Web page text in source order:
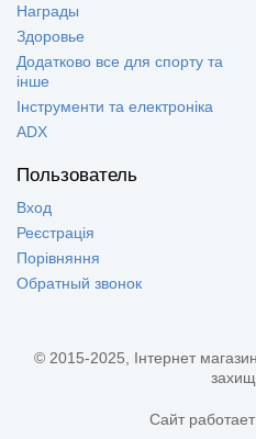
Награды
Здоровье
Додатково все для спорту та
інше
Інструменти та електроніка
ADX
Пользователь
Вход
Реєстрація
Порівняння
Обратный звонок
© 2015-2025, Інтернет
Сайт